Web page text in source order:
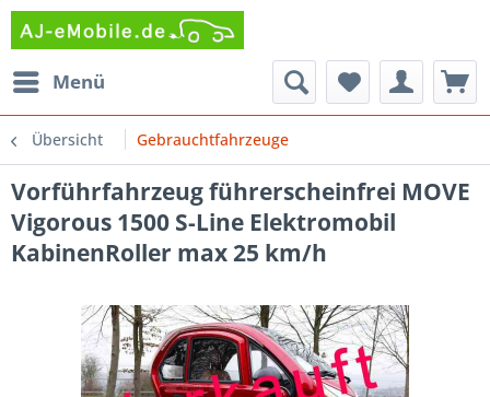
Menü
Übersicht Gebrauchtfahrzeuge
Vorführfahrzeug führerscheinfrei MOVE
Vigorous 1500 S-Line Elektromobil
KabinenRoller max 25 km/h